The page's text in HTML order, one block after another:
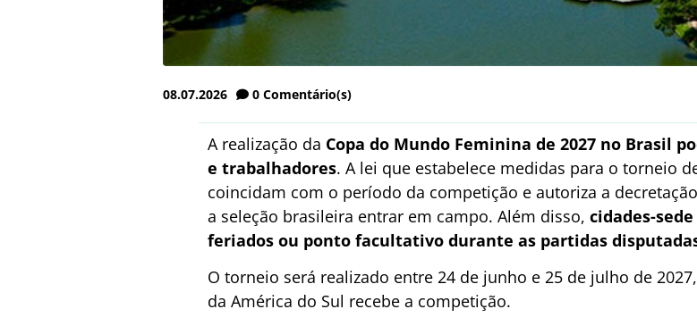
08.07.2026 0 Comentário(s)
A realização da Copa do Mundo Feminina de 2027 no Brasil
e trabalhadores. A lei que estabelece medidas para o torneio
coincidam com o período da competição e autoriza a
a seleção brasileira entrar em campo. Além disso, cidades-
feriados ou ponto facultativo durante as partidas
O torneio será realizado entre 24 de junho e 25 de julho de
da América do Sul recebe a competição.